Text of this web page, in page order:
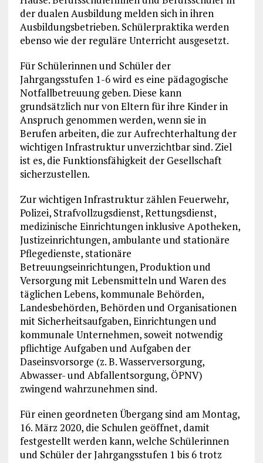
der dualen Ausbildung melden sich in ihren
Ausbildungsbetrieben. Schülerpraktika werden
ebenso wie der reguläre Unterricht ausgesetzt.
Für Schülerinnen und Schüler der
Jahrgangsstufen 1-6 wird es eine pädagogische
Notfallbetreuung geben. Diese kann
grundsätzlich nur von Eltern für ihre Kinder in
Anspruch genommen werden, wenn sie in
Berufen arbeiten, die zur Aufrechterhaltung der
wichtigen Infrastruktur unverzichtbar sind. Ziel
ist es, die Funktionsfähigkeit der Gesellschaft
sicherzustellen.
Zur wichtigen Infrastruktur zählen Feuerwehr,
Polizei, Strafvollzugsdienst, Rettungsdienst,
medizinische Einrichtungen inklusive Apotheken,
Justizeinrichtungen, ambulante und stationäre
Pflegedienste, stationäre
Betreuungseinrichtungen, Produktion und
Versorgung mit Lebensmitteln und Waren des
täglichen Lebens, kommunale Behörden,
Landesbehörden, Behörden und Organisationen
mit Sicherheitsaufgaben, Einrichtungen und
kommunale Unternehmen, soweit notwendig
pflichtige Aufgaben und Aufgaben der
Daseinsvorsorge (z. B. Wasserversorgung,
Abwasser- und Abfallentsorgung, ÖPNV)
zwingend wahrzunehmen sind.
Für einen geordneten Übergang sind am Montag,
16. März 2020, die Schulen geöffnet, damit
festgestellt werden kann, welche Schülerinnen
und Schüler der Jahrgangsstufen 1 bis 6 trotz